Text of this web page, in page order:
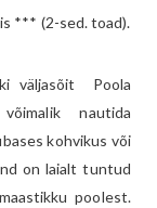
*** (2-sed. toad).
väljasõit Poola
nautida
kohvikus või
on laialt tuntud
poolest.